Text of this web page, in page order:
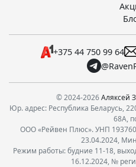
+375 44 750 99 64
© 2024-2026Аляксей
Юр. адрес: Республика Беларусь,
68А,
ООО «Рейвен Плюс». УНП
23.04.2024,
Режим работы: будние 11-18,
16.12.2024, №